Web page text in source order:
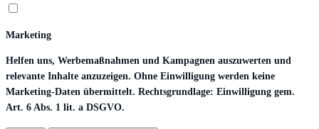
Marketing
Helfen uns, Werbemaßnahmen und Kampagnen auszuwerten und
relevante Inhalte anzuzeigen. Ohne Einwilligung werden keine
Marketing-Daten übermittelt. Rechtsgrundlage: Einwilligung gem.
Art. 6 Abs. 1 lit. a DSGVO.